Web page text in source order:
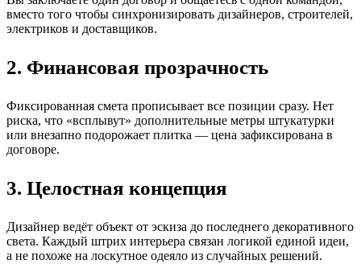
вместо того чтобы синхронизировать дизайнеров, строителей,
электриков и доставщиков.
2. Финансовая прозрачность
Фиксированная смета прописывает все позиции сразу. Нет
риска, что «всплывут» дополнительные метры штукатурки
или внезапно подорожает плитка — цена зафиксирована в
договоре.
3. Целостная концепция
Дизайнер ведёт объект от эскиза до последнего декоративного
света. Каждый штрих интерьера связан логикой единой идеи,
а не похоже на лоскутное одеяло из случайных решений.